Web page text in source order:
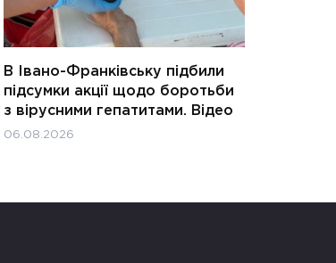
В Івано-Франківську підбили
підсумки акції щодо боротьби
з вірусними гепатитами. Відео
06.08.2026